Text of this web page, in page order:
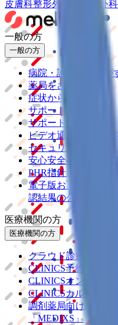
皮膚科整形外科 脳神経外科
一般の方
一般の方
病院・診療所をさが
薬局をさがす
症状からさがす
サポート
サポート環境
ビデオ通話の事前テ
セキュリティの取り
安心安全への取り組
PHR指針に係るチェ
電子版お薬手帳ガイ
認結果の公表
医療機関の方
医療機関の方
クラウド診療 支援シ
CLINICS予約
CLINICSオンライン
CLINICSカルテ
調剤薬局向け統合型
「MEDIXS」